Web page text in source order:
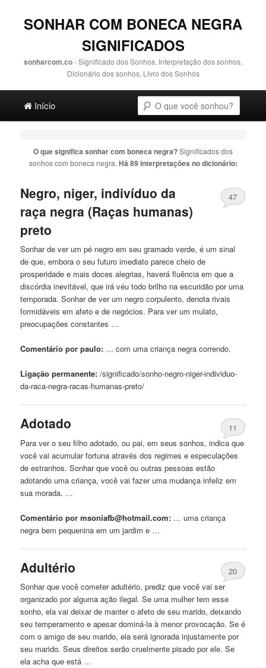
SONHAR COM BONECA NEGRA
SIGNIFICADOS
sonharcom.co- Significado dos Sonhos, Interpretação dos sonhos,
Dicionário dos sonhos, Livro dos Sonhos
Ir para o conteúdo principal
Ir para o conteúdo secundário
Início
O que significa sonhar com boneca negra?Significados dos
sonhos com boneca negra. Há 89 interpretações no dicionário:
Negro, niger, indivíduo da
raça negra (Raças humanas)
preto
47
Sonhar de ver um pé negro em seu gramado verde, é um sinal
de que, embora o seu futuro imediato parece cheio de
prosperidade e mais doces alegrias, haverá fluência em que a
discórdia inevitável, que irá véu todo brilho na escuridão por uma
temporada. Sonhar de ver um negro corpulento, denota rivais
formidáveis ​​em afeto e de negócios. Para ver um mulato,
preocupações constantes …
Comentário por paulo: … com uma criança negra correndo.
Ligação permanente: /significado/sonho-negro-niger-individuo-
da-raca-negra-racas-humanas-preto/
Adotado
11
Para ver o seu filho adotado, ou pai, em seus sonhos, indica que
você vai acumular fortuna através dos regimes e especulações
de estranhos. Sonhar que você ou outras pessoas estão
adotando uma criança, você vai fazer uma mudança infeliz em
sua morada. …
Comentário pormsoniafb@hotmail.com: … uma criança
negra bem pequenina em um jardim e …
Adultério
20
Sonhar que você cometer adultério, prediz que você vai ser
organizado por alguma ação ilegal. Se uma mulher tem esse
sonho, ela vai deixar de manter o afeto de seu marido, deixando
seu temperamento e apesar dominá-la à menor provocação. Se é
com o amigo de seu marido, ela será ignorada injustamente por
seu marido. Seus direitos serão cruelmente pisado por ele. Se
ela acha que está …